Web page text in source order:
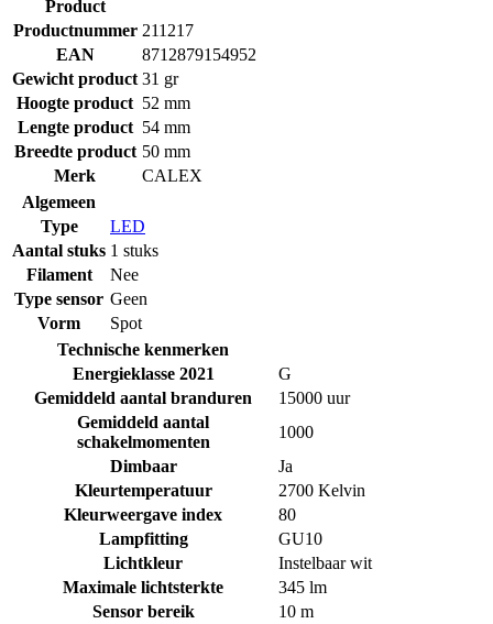
Product
Productnummer 211217
EAN
8712879154952
Gewicht product 31 gr
Hoogte product 52 mm
Lengte product 54 mm
Breedte product 50 mm
Merk
CALEX
Algemeen
Type
LED
Aantal stuks 1 stuks
Filament
Nee
Type sensor Geen
Vorm
Spot
Technische kenmerken
Energieklasse 2021
G
Gemiddeld aantal branduren
15000 uur
Gemiddeld aantal
schakelmomenten
1000
Dimbaar
Ja
Kleurtemperatuur
2700 Kelvin
Kleurweergave index
80
Lampfitting
GU10
Lichtkleur
Instelbaar wit
Maximale lichtsterkte
345 lm
Sensor bereik
10 m